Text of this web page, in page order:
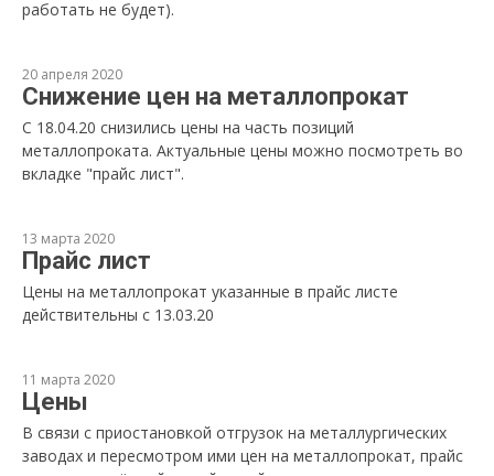
работать не будет).
20 апреля 2020
Снижение цен на металлопрокат
С 18.04.20 снизились цены на часть позиций
металлопроката. Актуальные цены можно посмотреть во
вкладке "прайс лист".
13 марта 2020
Прайс лист
Цены на металлопрокат указанные в прайс листе
действительны с 13.03.20
11 марта 2020
Цены
В связи с приостановкой отгрузок на металлургических
заводах и пересмотром ими цен на металлопрокат, прайс